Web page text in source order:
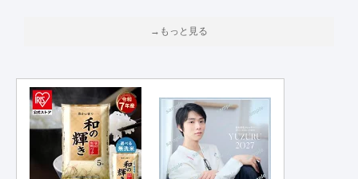
→もっと見る